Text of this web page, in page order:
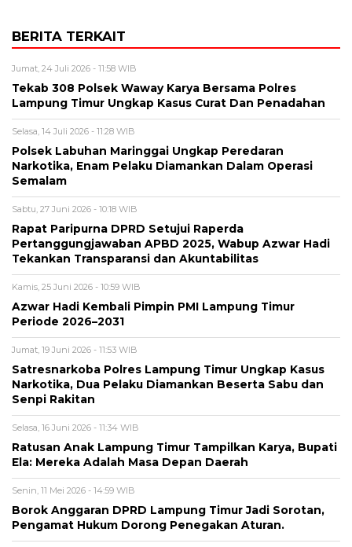
BERITA TERKAIT
Jumat, 24 Juli 2026 - 11:58 WIB
Tekab 308 Polsek Waway Karya Bersama Polres
Lampung Timur Ungkap Kasus Curat Dan Penadahan
Selasa, 14 Juli 2026 - 11:28 WIB
Polsek Labuhan Maringgai Ungkap Peredaran
Narkotika, Enam Pelaku Diamankan Dalam Operasi
Semalam
Sabtu, 27 Juni 2026 - 10:18 WIB
Rapat Paripurna DPRD Setujui Raperda
Pertanggungjawaban APBD 2025, Wabup Azwar Hadi
Tekankan Transparansi dan Akuntabilitas
Kamis, 25 Juni 2026 - 10:59 WIB
Azwar Hadi Kembali Pimpin PMI Lampung Timur
Periode 2026–2031
Jumat, 19 Juni 2026 - 11:53 WIB
Satresnarkoba Polres Lampung Timur Ungkap Kasus
Narkotika, Dua Pelaku Diamankan Beserta Sabu dan
Senpi Rakitan
Selasa, 16 Juni 2026 - 11:34 WIB
Ratusan Anak Lampung Timur Tampilkan Karya, Bupati
Ela: Mereka Adalah Masa Depan Daerah
Senin, 11 Mei 2026 - 14:59 WIB
Borok Anggaran DPRD Lampung Timur Jadi Sorotan,
Pengamat Hukum Dorong Penegakan Aturan.